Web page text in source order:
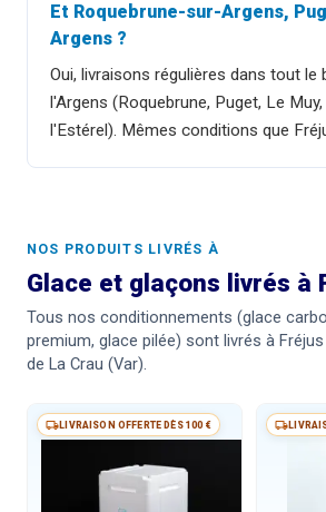
Et Roquebrune-sur-Argens,
Argens ?
Oui, livraisons régulières dans tout le
l'Argens (Roquebrune, Puget, Le
l'Estérel). Mêmes conditions que
NOS PRODUITS LIVRÉS À
Glace et glaçons livrés à
Tous nos conditionnements (glace
premium, glace pilée) sont livrés à
de La Crau (Var).
LIVRAISON OFFERTE DÈS 100 €